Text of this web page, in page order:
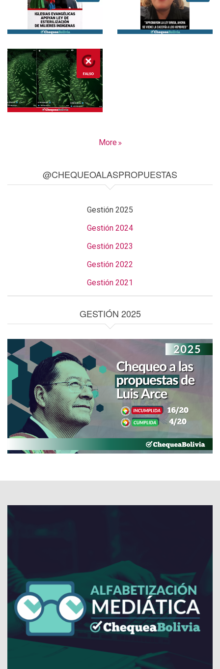
More
@CHEQUEOALASPROPUESTAS
Gestión 2025
Gestión 2024
Gestión 2023
Gestión 2022
Gestión 2021
GESTIÓN 2025